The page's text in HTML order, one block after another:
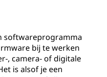
softwareprogramma
bij te werken
, camera- of digitale
is alsof je een